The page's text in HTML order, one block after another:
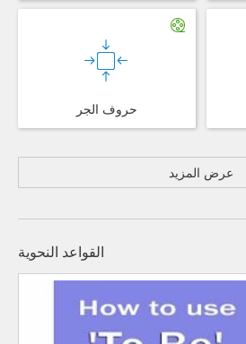
حروف الجر
عرض المزيد
القواعد النحوية